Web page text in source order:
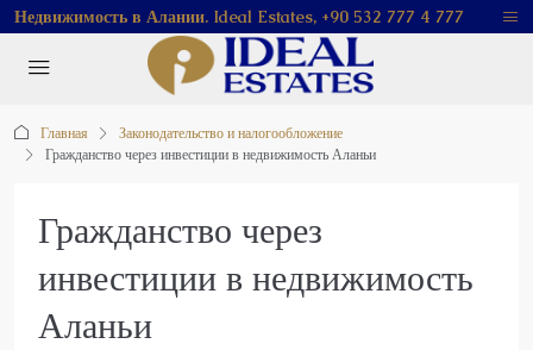
Недвижимость в Алании. Ideal Estates, +90 532 777 4 777
Главная
Законодательство и налогообложение
Гражданство через инвестиции в недвижимость Аланьи
Гражданство через
инвестиции в недвижимость
Аланьи